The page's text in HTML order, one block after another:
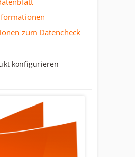
zum Datencheck
konfigurieren